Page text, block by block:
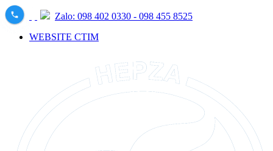
Zalo: 098 402 0330 - 098 455 8525
WEBSITE CTIM